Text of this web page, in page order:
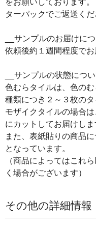
をお願いしております
ターパックでご返送くだ
__サンプルのお届けに
依頼後約１週間程度でお
__サンプルの状態につ
色むらタイルは、色の
種類につき２～３枚のタ
モザイクタイルの場合
にカットしてお届けしま
また、表紙貼りの商品
となっています。
（商品によってはこれ
く場合がございます）
その他の詳細情報